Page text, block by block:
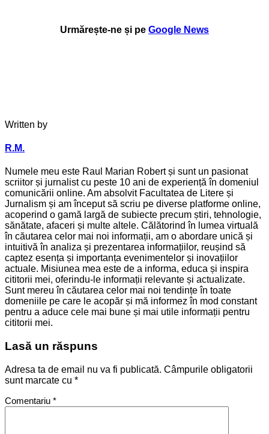
Urmărește-ne și pe Google News
Written by
R.M.
Numele meu este Raul Marian Robert și sunt un pasionat
scriitor și jurnalist cu peste 10 ani de experiență în domeniul
comunicării online. Am absolvit Facultatea de Litere și
Jurnalism și am început să scriu pe diverse platforme online,
acoperind o gamă largă de subiecte precum știri, tehnologie,
sănătate, afaceri și multe altele. Călătorind în lumea virtuală
în căutarea celor mai noi informații, am o abordare unică și
intuitivă în analiza și prezentarea informațiilor, reușind să
captez esența și importanța evenimentelor și inovațiilor
actuale. Misiunea mea este de a informa, educa și inspira
cititorii mei, oferindu-le informații relevante și actualizate.
Sunt mereu în căutarea celor mai noi tendințe în toate
domeniile pe care le acopăr și mă informez în mod constant
pentru a aduce cele mai bune și mai utile informații pentru
cititorii mei.
Lasă un răspuns
Adresa ta de email nu va fi publicată. Câmpurile obligatorii
sunt marcate cu *
Comentariu *